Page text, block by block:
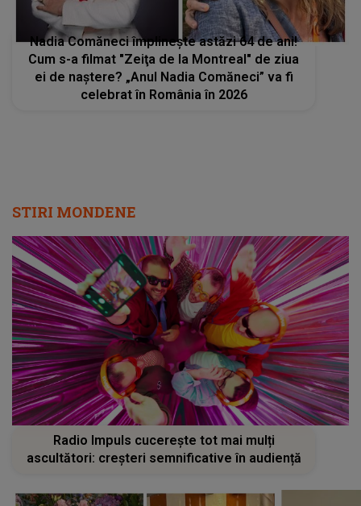
Nadia Comăneci împlinește astăzi 64 de ani!
Cum s-a filmat "Zeiţa de la Montreal" de ziua
ei de naștere? „Anul Nadia Comăneci” va fi
celebrat în România în 2026
STIRI MONDENE
Radio Impuls cucerește tot mai mulți
ascultători: creșteri semnificative în audiență